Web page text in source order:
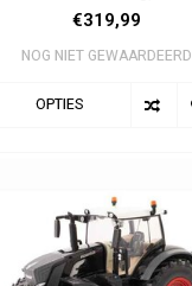
€319,99
NOG NIET GEWAARDEERD
OPTIES